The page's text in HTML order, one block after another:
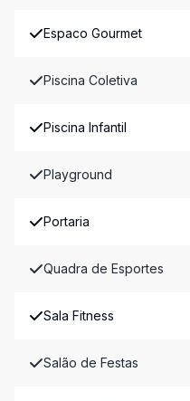
Espaco Gourmet
Piscina Coletiva
Piscina Infantil
Playground
Portaria
Quadra de Esportes
Sala Fitness
Salão de Festas